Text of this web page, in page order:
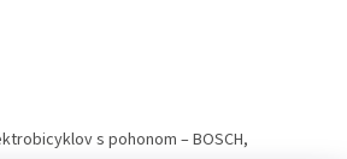
s pohonom – BOSCH,